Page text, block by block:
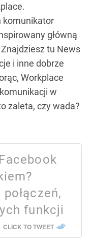
komunikator
główną
tu News
i inne dobrze
Workplace
w
zaleta, czy wada?
funkcji
CLICK TO TWEET